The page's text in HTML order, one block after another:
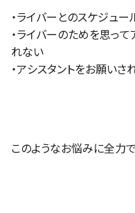
・ライバーとのスケジュ
・ライバーのためを思っ
れない
・アシスタントをお願い
このようなお悩みに全力